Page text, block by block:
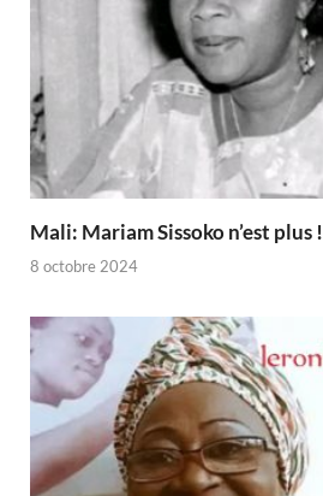
Mali: Mariam Sissoko n’est plus !
8 octobre 2024